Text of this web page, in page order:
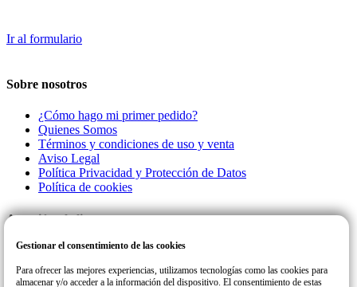
Ir al formulario
Sobre nosotros
¿Cómo hago mi primer pedido?
Quienes Somos
Términos y condiciones de uso y venta
Aviso Legal
Política Privacidad y Protección de Datos
Política de cookies
Atención al cliente
Llamanos a este número de teléfono para cualquier consulta o incidencia
Gestionar el consentimiento de las cookies
Para ofrecer las mejores experiencias, utilizamos tecnologías como las cookies para
almacenar y/o acceder a la información del dispositivo. El consentimiento de estas